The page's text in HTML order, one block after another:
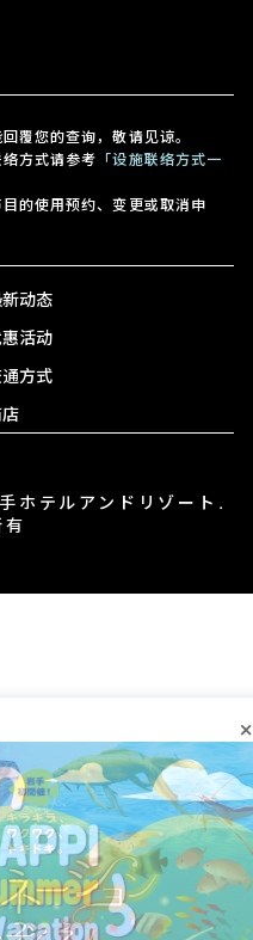
覆您的查询，敬请见谅。
方式请参考 「设施联络方式一
的使用预约、变更或取消申
动态
活动
方式
テルアンドリゾート.
×